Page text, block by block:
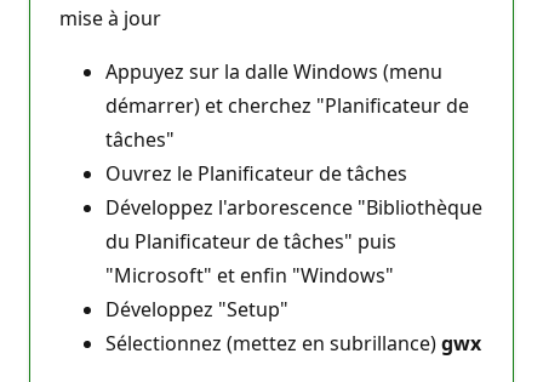
mise à jour
Appuyez sur la dalle Windows (menu
démarrer) et cherchez "Planificateur de
tâches"
Ouvrez le Planificateur de tâches
Développez l'arborescence "Bibliothèque
du Planificateur de tâches" puis
"Microsoft" et enfin "Windows"
Développez "Setup"
Sélectionnez (mettez en subrillance)gwx